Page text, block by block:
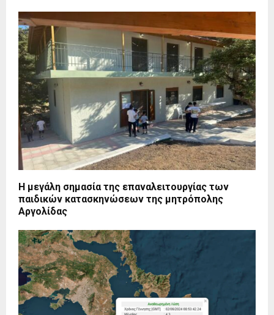
Η μεγάλη σημασία της επαναλειτουργίας των
παιδικών κατασκηνώσεων της μητρόπολης
Αργολίδας